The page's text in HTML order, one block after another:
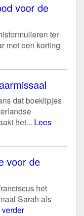
voor de
ter
met een korting
dat boeklipjes
het... Lees
voor de
het
Sarah als